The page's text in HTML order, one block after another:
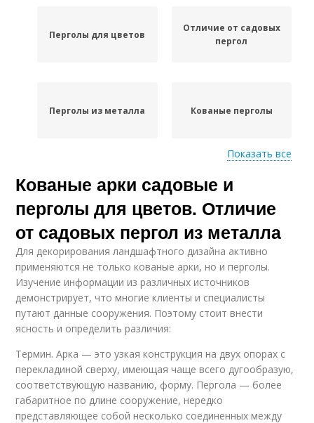
Перголы для цветов
Отличие от садовых
пергол
Перголы из металла Кованые перголы
Перголы для роз
Опоры для плетистой
розы
Показать все
Кованые арки садовые и
перголы для цветов. Отличие
от садовых пергол из металла
Для декорирования ландшафтного дизайна активно
применяются не только кованые арки, но и перголы.
Изучение информации из различных источников
демонстрирует, что многие клиенты и специалисты
путают данные сооружения. Поэтому стоит внести
ясность и определить различия:
Термин. Арка — это узкая конструкция на двух опорах с
перекладиной сверху, имеющая чаще всего дугообразую,
соответствующую названию, форму. Пергола — более
габаритное по длине сооружение, нередко
представляющее собой несколько соединенных между